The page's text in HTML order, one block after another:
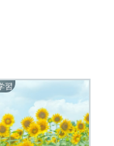
習